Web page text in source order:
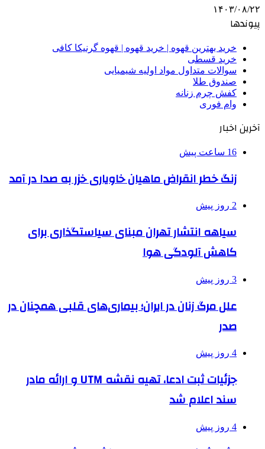
۱۴۰۳/۰۸/۲۲
پیوندها
خرید بهترین قهوه | خرید قهوه | قهوه گرنیکا کافی
خرید قسطی
سوالات متداول مواد اولیه شیمیایی
صندوق طلا
کفش چرم زنانه
وام فوری
آخرین اخبار
16 ساعت پیش
زنگ خطر انقراض ماهیان خاویاری خزر به صدا در آمد
2 روز پیش
سیاهه انتشار تهران مبنای سیاستگذاری برای
کاهش آلودگی هوا
3 روز پیش
علل مرگ زنان در ایران؛ بیماری‌های قلبی همچنان در
صدر
4 روز پیش
جزئیات ثبت ادعا، تهیه نقشه UTM و ارائه مادر
سند اعلام شد
4 روز پیش